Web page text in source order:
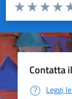
Valuta da 1 a 5 stelle
Valuta 3
Valuta 2
Valuta 1 stelle
Contatta
Leggi